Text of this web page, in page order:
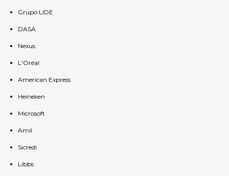
Grupo LIDE
DASA
Nexus
L'Oréal
American Express
Heineken
Microsoft
Amil
Sicredi
Libbs